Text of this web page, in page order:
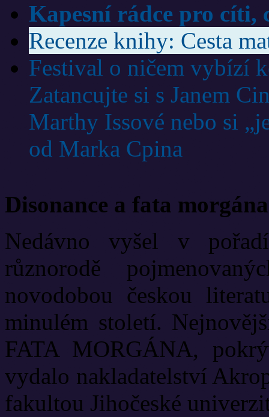
Kapesní rádce pro
Recenze knihy: Cesta
Festival o ničem vybízí
Zatancujte si s Janem
Marthy Issové nebo si
od Marka Cpina
Disonance a fata morgána
Nedávno vyšel v
různorodě
novodobou českou
minulém století.
FATA MORGÁNA,
vydalo nakladatelství
fakultou Jihočeské